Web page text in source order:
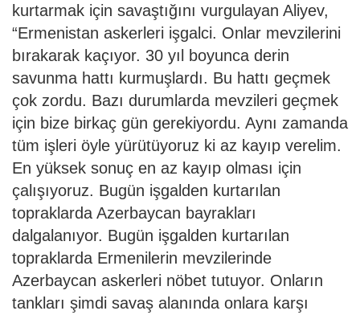
kurtarmak için savaştığını vurgulayan Aliyev,
“Ermenistan askerleri işgalci. Onlar mevzilerini
bırakarak kaçıyor. 30 yıl boyunca derin
savunma hattı kurmuşlardı. Bu hattı geçmek
çok zordu. Bazı durumlarda mevzileri geçmek
için bize birkaç gün gerekiyordu. Aynı zamanda
tüm işleri öyle yürütüyoruz ki az kayıp verelim.
En yüksek sonuç en az kayıp olması için
çalışıyoruz. Bugün işgalden kurtarılan
topraklarda Azerbaycan bayrakları
dalgalanıyor. Bugün işgalden kurtarılan
topraklarda Ermenilerin mevzilerinde
Azerbaycan askerleri nöbet tutuyor. Onların
tankları şimdi savaş alanında onlara karşı